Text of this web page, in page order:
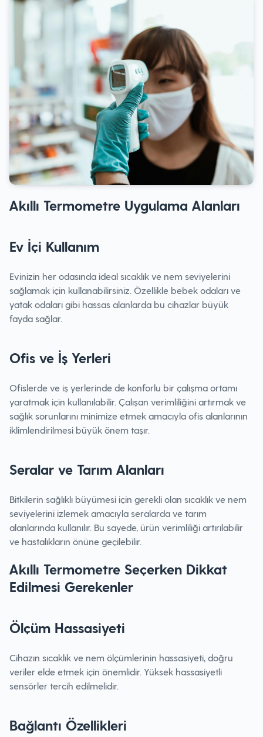
Akıllı Termometre Uygulama Alanları
Ev İçi Kullanım
Evinizin her odasında ideal sıcaklık ve nem seviyelerini
sağlamak için kullanabilirsiniz. Özellikle bebek odaları ve
yatak odaları gibi hassas alanlarda bu cihazlar büyük
fayda sağlar.
Ofis ve İş Yerleri
Ofislerde ve iş yerlerinde de konforlu bir çalışma ortamı
yaratmak için kullanılabilir. Çalışan verimliliğini artırmak ve
sağlık sorunlarını minimize etmek amacıyla ofis alanlarının
iklimlendirilmesi büyük önem taşır.
Seralar ve Tarım Alanları
Bitkilerin sağlıklı büyümesi için gerekli olan sıcaklık ve nem
seviyelerini izlemek amacıyla seralarda ve tarım
alanlarında kullanılır. Bu sayede, ürün verimliliği artırılabilir
ve hastalıkların önüne geçilebilir.
Akıllı Termometre Seçerken Dikkat
Edilmesi Gerekenler
Ölçüm Hassasiyeti
Cihazın sıcaklık ve nem ölçümlerinin hassasiyeti, doğru
veriler elde etmek için önemlidir. Yüksek hassasiyetli
sensörler tercih edilmelidir.
Bağlantı Özellikleri